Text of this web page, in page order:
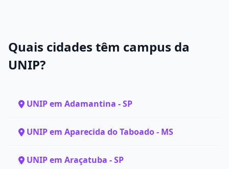
Quais cidades têm campus da
UNIP?
UNIP em Adamantina - SP
UNIP em Aparecida do Taboado - MS
UNIP em Araçatuba - SP